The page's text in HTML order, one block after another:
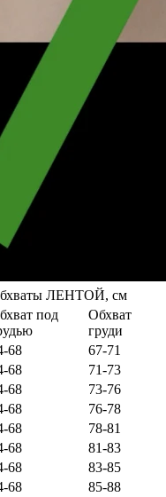
ЛЕНТОЙ, см
под
Обхват
груди
68
67-71
68
71-73
68
73-76
68
76-78
68
78-81
68
81-83
68
83-85
68
85-88